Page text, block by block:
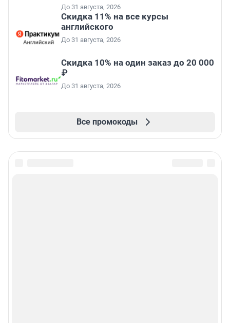
До 31 августа, 2026
Скидка 11% на все курсы
английского
До 31 августа, 2026
Скидка 10% на один заказ до 20 000
₽
До 31 августа, 2026
Все промокоды